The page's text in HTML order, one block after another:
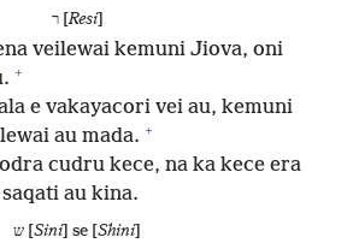
ר [Resi]
veilewai kemuni Jiova, oni
+
e vakayacori vei au, kemuni
au mada. +
cudru kece, na ka kece era
au kina.
Sini] se [ Shini]